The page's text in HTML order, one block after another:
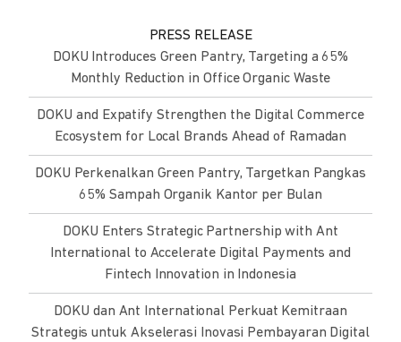
PRESS RELEASE
DOKU Introduces Green Pantry, Targeting a 65%
Monthly Reduction in Office Organic Waste
DOKU and Expatify Strengthen the Digital Commerce
Ecosystem for Local Brands Ahead of Ramadan
DOKU Perkenalkan Green Pantry, Targetkan Pangkas
65% Sampah Organik Kantor per Bulan
DOKU Enters Strategic Partnership with Ant
International to Accelerate Digital Payments and
Fintech Innovation in Indonesia
DOKU dan Ant International Perkuat Kemitraan
Strategis untuk Akselerasi Inovasi Pembayaran Digital